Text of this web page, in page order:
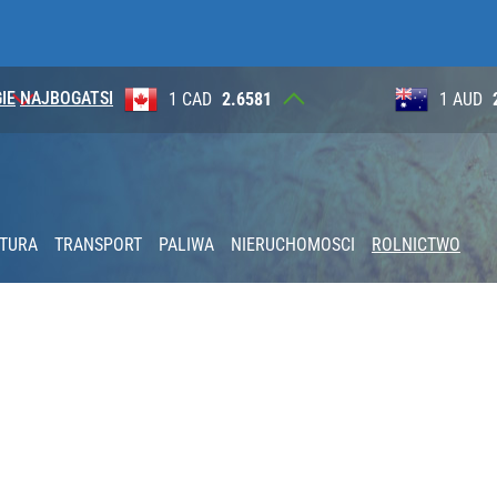
NAJBOGATSI 1 AUD 2.6230 100
TRANSPORT PALIWA NIERUCHOMOSCI ROLNICTWO